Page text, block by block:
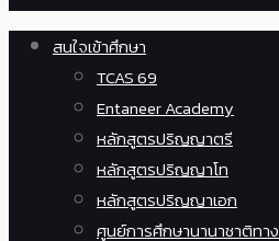
สนใจเข้าศึกษา
TCAS 69
Entaneer Academy
หลักสูตรปริญญาตรี
หลักสูตรปริญญาโท
หลักสูตรปริญญาเอก
ศูนย์การศึกษานานาชาติทาง